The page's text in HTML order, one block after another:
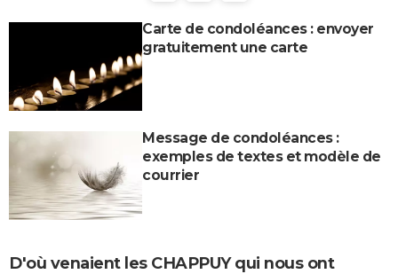
Carte de condoléances : envoyer
gratuitement une carte
Message de condoléances :
exemples de textes et modèle de
courrier
D'où venaient les CHAPPUY qui nous ont